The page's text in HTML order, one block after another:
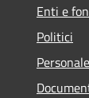
Enti e
Politici